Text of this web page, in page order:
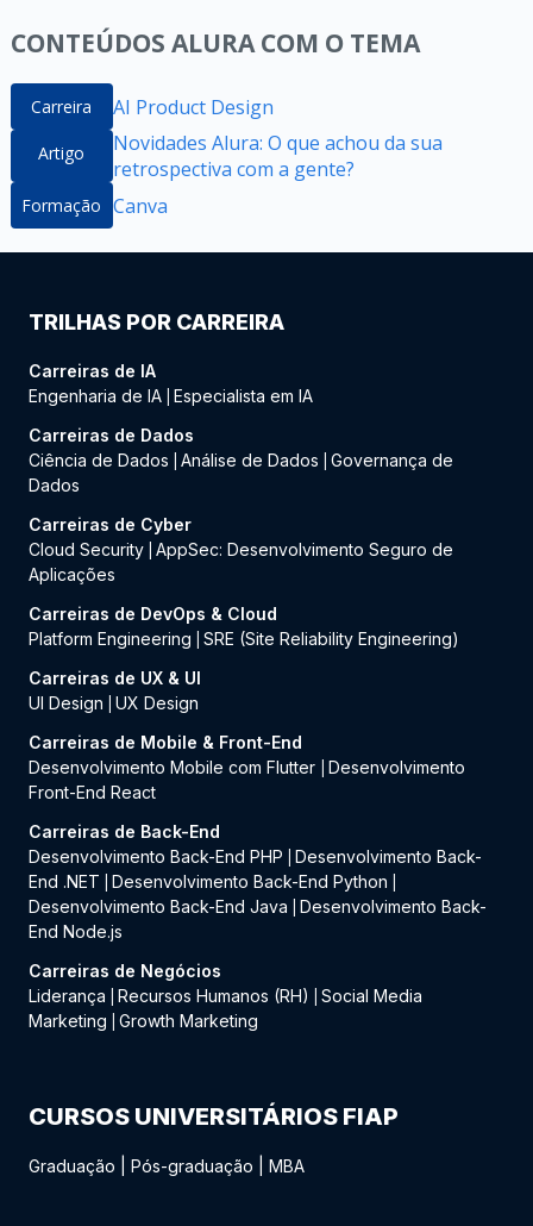
CONTEÚDOS ALURA COM O TEMA
Carreira AI Product Design
Artigo
Novidades Alura: O que achou da sua
retrospectiva com a gente?
Formação Canva
TRILHAS POR CARREIRA
Carreiras de IA
Engenharia de IA Especialista em IA
Carreiras de Dados
Ciência de Dados
Análise de Dados
Governança de
Dados
Carreiras de Cyber
Cloud Security AppSec: Desenvolvimento Seguro de
Aplicações
Carreiras de DevOps & Cloud
Platform Engineering
SRE (Site Reliability Engineering)
Carreiras de UX & UI
UI Design
UX Design
Carreiras de Mobile & Front-End
Desenvolvimento Mobile com Flutter
Desenvolvimento
Front-End React
Carreiras de Back-End
Desenvolvimento Back-End PHP
Desenvolvimento Back-
End .NET
Desenvolvimento Back-End Python
Desenvolvimento Back-End Java
Desenvolvimento Back-
End Node.js
Carreiras de Negócios
Liderança
Recursos Humanos (RH)
Social Media
Marketing
Growth Marketing
CURSOS UNIVERSITÁRIOS FIAP
Graduação Pós-graduação MBA